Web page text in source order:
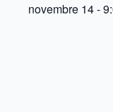
novembre 14-